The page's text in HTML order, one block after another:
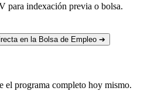
para indexación previa o bolsa.
en la Bolsa de Empleo ➔
el programa completo hoy mismo.